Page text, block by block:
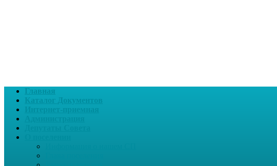
Главная
Каталог Документов